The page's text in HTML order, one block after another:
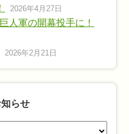
2026年4月27日
人軍の開幕投手に！
2026年2月21日
らせ